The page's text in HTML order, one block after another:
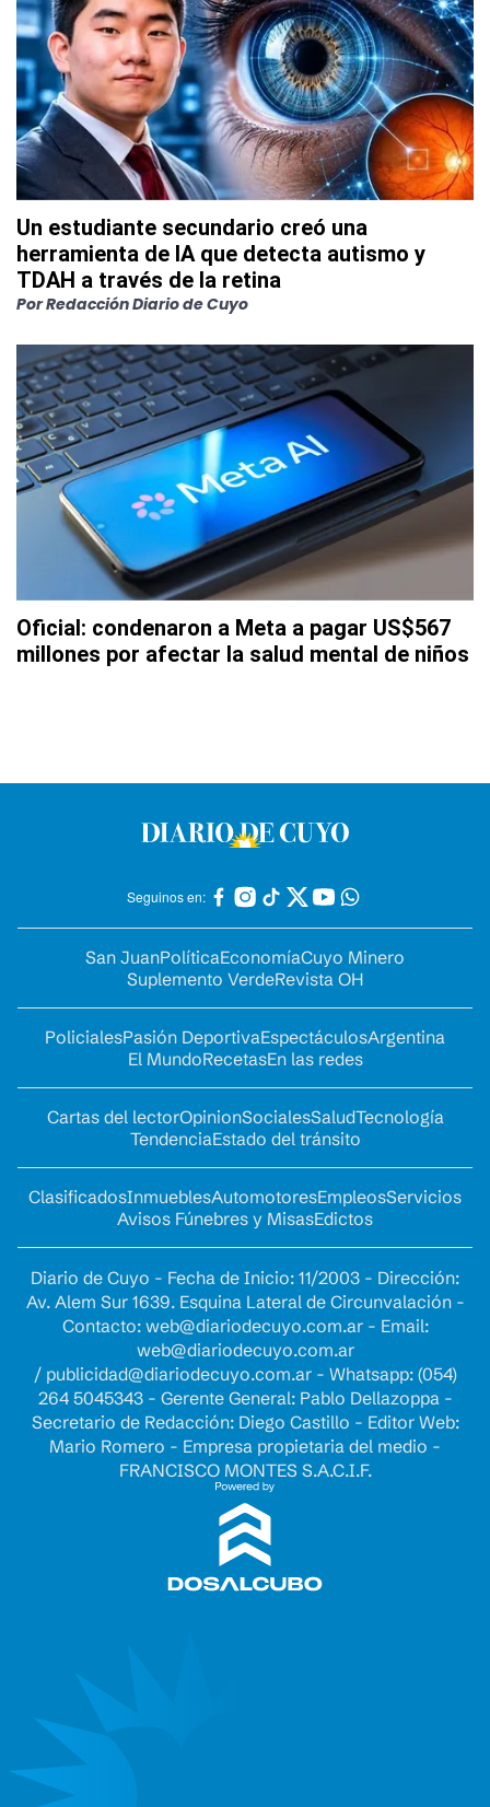
Un estudiante secundario creó una
herramienta de IA que detecta autismo y
TDAH a través de la retina
PorRedacción Diario de Cuyo
Oficial: condenaron a Meta a pagar US$567
millones por afectar la salud mental de niños
Seguinos en:
San JuanPolíticaEconomíaCuyo Minero
Suplemento VerdeRevista OH
PolicialesPasión DeportivaEspectáculosArgentina
El MundoRecetasEn las redes
Cartas del lectorOpinionSocialesSaludTecnología
TendenciaEstado del tránsito
ClasificadosInmueblesAutomotoresEmpleosServicios
Avisos Fúnebres y MisasEdictos
Diario de Cuyo - Fecha de Inicio: 11/2003 - Dirección:
Av. Alem Sur 1639. Esquina Lateral de Circunvalación -
Contacto: web@diariodecuyo.com.ar- Email:
web@diariodecuyo.com.ar
/ publicidad@diariodecuyo.com.ar- Whatsapp: (054)
264 5045343 - Gerente General: Pablo Dellazoppa -
Secretario de Redacción: Diego Castillo - Editor Web:
Mario Romero - Empresa propietaria del medio -
FRANCISCO MONTES S.A.C.I.F.